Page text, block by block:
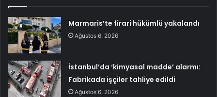
Marmaris’te firari hükümlü yakalandı
Ağustos 6, 2026
İstanbul’da ‘kimyasal madde’ alarmı:
Fabrikada işçiler tahliye edildi
Ağustos 6, 2026